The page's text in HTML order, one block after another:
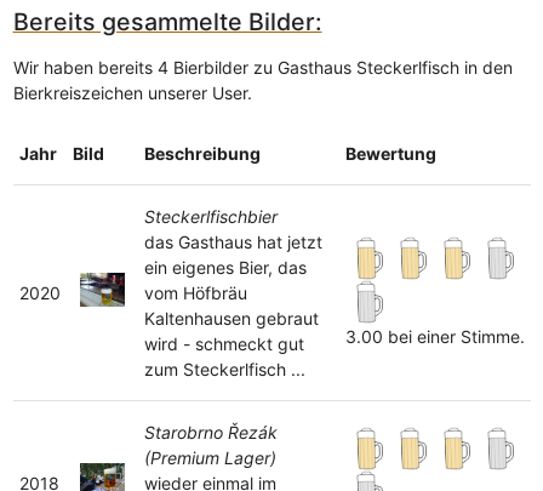
Bereits gesammelte Bilder:
Wir haben bereits 4 Bierbilder zu Gasthaus Steckerlfisch in den
Bierkreiszeichen unserer User.
Jahr Bild Beschreibung Bewertung
2020
Steckerlfischbier
das Gasthaus hat jetzt
ein eigenes Bier, das
vom Höfbräu
Kaltenhausen gebraut
wird - schmeckt gut
zum Steckerlfisch ...
3.00 bei einer Stimme.
2018
Starobrno Řezák
(Premium Lager)
wieder einmal im